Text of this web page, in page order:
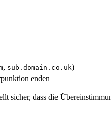
, sub.domain.co.uk)
enden
sicher, dass die